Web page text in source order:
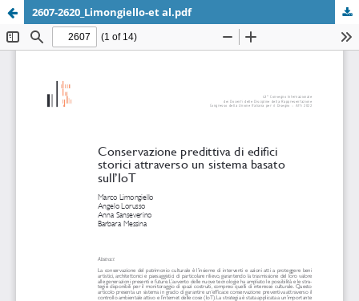
2607-2620_Limongiello-et al.pdf